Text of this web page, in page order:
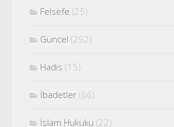
Felsefe (25)
Güncel (292)
Hadis (15)
İbadetler (66)
İslam Hukuku (22)